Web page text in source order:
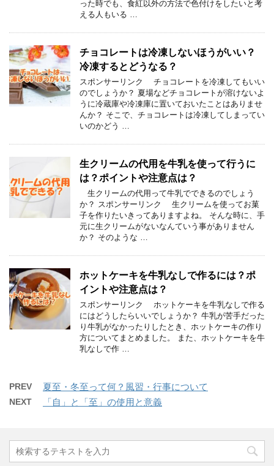
った時でも、食紅以外の方法で色付けをしたいと考
える人もいる …
チョコレートは冷凍しないほうがいい？
冷凍するとどうなる？
スポンサーリンク チョコレートを冷凍してもいい
のでしょうか？ 夏場などチョコレートが溶けないよ
うに冷蔵庫や冷凍庫に置いておいたことはありませ
んか？ そこで、チョコレートは冷凍してしまってい
いのかどう …
生クリームの代用を牛乳を使って行うに
は？ポイントや注意点は？
生クリームの代用って牛乳でできるのでしょう
か？ スポンサーリンク 生クリームを使ってお菓
子を作りたいきってありますよね。 そんな時に、手
元に生クリームがないなんていう事がありません
か？ そのような …
ホットケーキを牛乳なしで作るには？ポ
イントや注意点は？
スポンサーリンク ホットケーキを牛乳なしで作る
にはどうしたらいいでしょうか？ 牛乳が苦手だった
り牛乳がなかったりしたとき、ホットケーキの作り
方についてまとめました。 また、ホットケーキを牛
乳なしで作 …
PREV 夏至・冬至って何？風習・行事について
NEXT 「自」と「至」の使用と意義